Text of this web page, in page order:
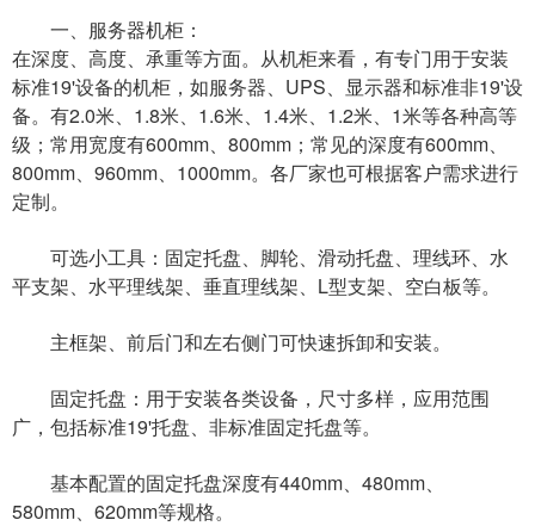
一、服务器机柜：
在深度、高度、承重等方面。从机柜来看，有专门用于安装
标准19'设备的机柜，如服务器、UPS、显示器和标准非19'设
备。有2.0米、1.8米、1.6米、1.4米、1.2米、1米等各种高等
级；常用宽度有600mm、800mm；常见的深度有600mm、
800mm、960mm、1000mm。各厂家也可根据客户需求进行
定制。
可选小工具：固定托盘、脚轮、滑动托盘、理线环、水
平支架、水平理线架、垂直理线架、L型支架、空白板等。
主框架、前后门和左右侧门可快速拆卸和安装。
固定托盘：用于安装各类设备，尺寸多样，应用范围
广，包括标准19'托盘、非标准固定托盘等。
基本配置的固定托盘深度有440mm、480mm、
580mm、620mm等规格。